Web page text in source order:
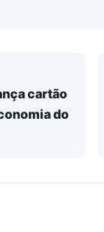
cartão
do